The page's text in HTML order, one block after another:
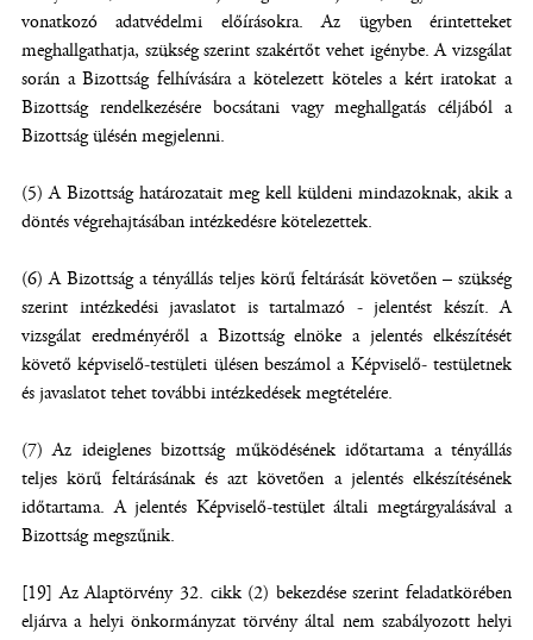
vonatkozó adatvédelmi előírásokra. Az ügyben érintetteket
meghallgathatja, szükség szerint szakértőt vehet igénybe. A vizsgálat
során a Bizottság felhívására a kötelezett köteles a kért iratokat a
Bizottság rendelkezésére bocsátani vagy meghallgatás céljából a
Bizottság ülésén megjelenni.
(5) A Bizottság határozatait meg kell küldeni mindazoknak, akik a
döntés végrehajtásában intézkedésre kötelezettek.
(6) A Bizottság a tényállás teljes körű feltárását követően – szükség
szerint intézkedési javaslatot is tartalmazó - jelentést készít. A
vizsgálat eredményéről a Bizottság elnöke a jelentés elkészítését
követő képviselő-testületi ülésen beszámol a Képviselő- testületnek
és javaslatot tehet további intézkedések megtételére.
(7) Az ideiglenes bizottság működésének időtartama a tényállás
teljes körű feltárásának és azt követően a jelentés elkészítésének
időtartama. A jelentés Képviselő-testület általi megtárgyalásával a
Bizottság megszűnik.
[19] Az Alaptörvény 32. cikk (2) bekezdése szerint feladatkörében
eljárva a helyi önkormányzat törvény által nem szabályozott helyi